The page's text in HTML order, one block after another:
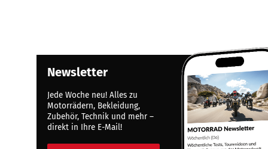
Newsletter
Jede Woche neu! Alles zu
Motorrädern, Bekleidung,
Zubehör, Technik und mehr –
direkt in Ihre E-Mail!